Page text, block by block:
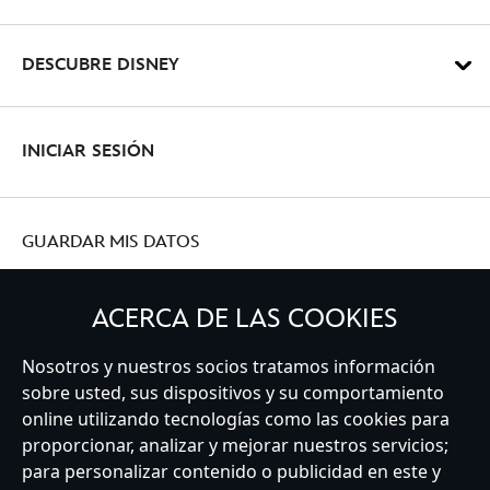
DESCUBRE DISNEY
INICIAR SESIÓN
GUARDAR MIS DATOS
Spain
Atención al Cliente Términos de Uso
Buscador de Tiendas
Mapa del Sitio
Política de Privacidad Política de Cookies
ACERCA DE LAS COOKIES
Nosotros y nuestros socios tratamos información
sobre usted, sus dispositivos y su comportamiento
online utilizando tecnologías como las cookies para
proporcionar, analizar y mejorar nuestros servicios;
para personalizar contenido o publicidad en este y